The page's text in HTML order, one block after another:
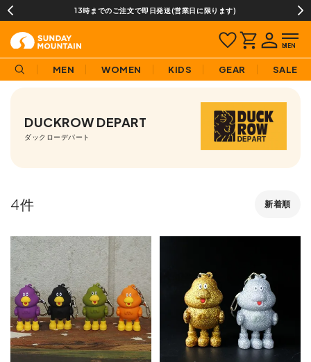
13時までのご注文で即日発送(営業日に限ります)
MEN WOMEN KIDS GEAR SALE
DUCKROW DEPART
ダックローデパート
新着順
4